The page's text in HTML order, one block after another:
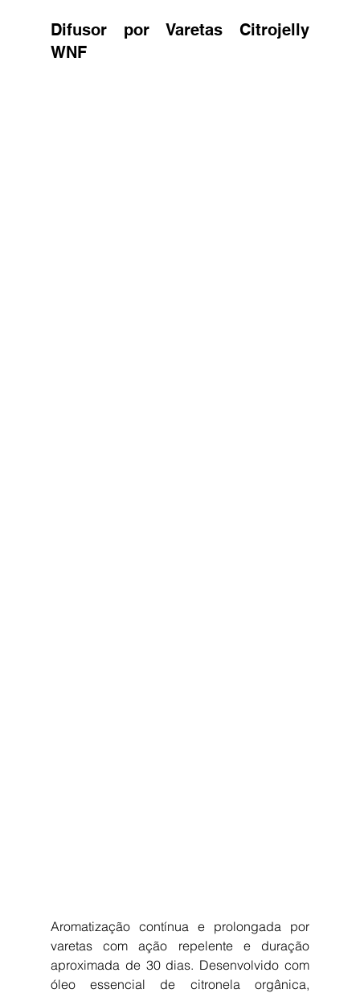
Difusor por Varetas Citrojelly
WNF
Aromatização contínua e prolongada por
varetas com ação repelente e duração
aproximada de 30 dias. Desenvolvido com
óleo essencial de citronela orgânica,